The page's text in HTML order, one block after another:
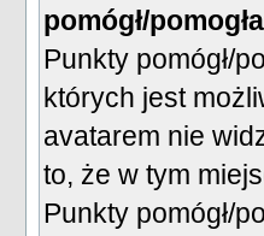
pomógł/
Punkty pomógł/
których jest
avatarem nie
to, że w tym
Punkty pomógł/